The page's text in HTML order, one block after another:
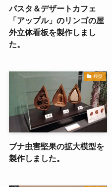
パスタ＆デザートカフェ
「アップル」のリンゴの屋
外立体看板を製作しまし
た。
模型
ブナ虫害堅果の拡大模型を
製作しました。